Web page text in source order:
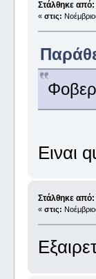
Στάλθηκε
« στις:
Ειναι
Στάλθηκε
« στις: